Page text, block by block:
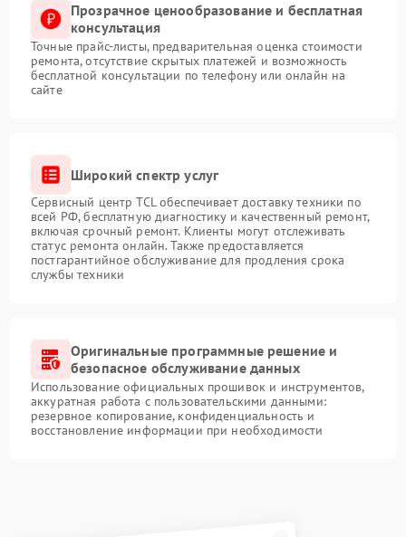
Прозрачное ценообразование и бесплатная
консультация
Точные прайс-листы, предварительная оценка стоимости
ремонта, отсутствие скрытых платежей и возможность
бесплатной консультации по телефону или онлайн на
сайте
Широкий спектр услуг
Сервисный центр TCL обеспечивает доставку техники по
всей РФ, бесплатную диагностику и качественный ремонт,
включая срочный ремонт. Клиенты могут отслеживать
статус ремонта онлайн. Также предоставляется
постгарантийное обслуживание для продления срока
службы техники
Оригинальные программные решение и
безопасное обслуживание данных
Использование официальных прошивок и инструментов,
аккуратная работа с пользовательскими данными:
резервное копирование, конфиденциальность и
восстановление информации при необходимости